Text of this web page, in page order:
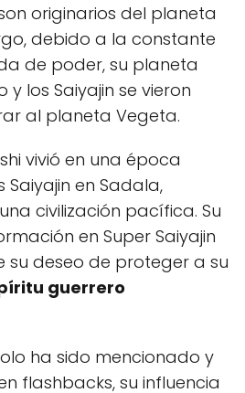
originarios del planeta
debido a la constante
de poder, su planeta
los Saiyajin se vieron
al planeta Vegeta.
vivió en una época
en Sadala,
civilización pacífica. Su
en Super Saiyajin
su deseo de proteger a su
guerrero
ha sido mencionado y
flashbacks, su influencia